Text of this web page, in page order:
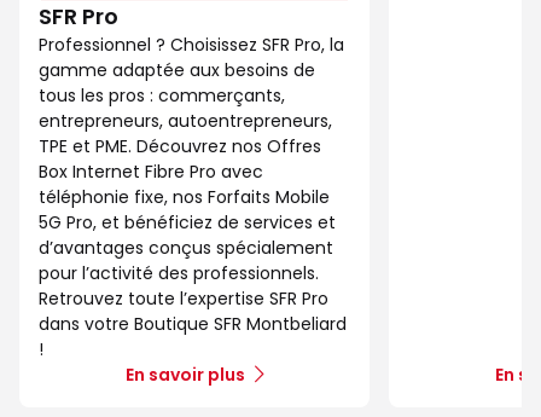
SFR Pro
Professionnel ? Choisissez SFR Pro, la
gamme adaptée aux besoins de
tous les pros : commerçants,
entrepreneurs, autoentrepreneurs,
TPE et PME. Découvrez nos Offres
Box Internet Fibre Pro avec
téléphonie fixe, nos Forfaits Mobile
5G Pro, et bénéficiez de services et
d’avantages conçus spécialement
pour l’activité des professionnels.
Retrouvez toute l’expertise SFR Pro
dans votre Boutique SFR Montbeliard
!
En savoir plus
En